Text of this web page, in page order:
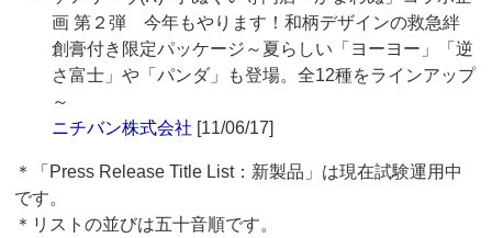
画 第２弾 今年もやります！和柄デザインの救急絆
創膏付き限定パッケージ～夏らしい「ヨーヨー」「逆
さ富士」や「パンダ」も登場。全12種をラインアップ
～
ニチバン株式会社 [11/06/17]
＊「Press Release Title List：新製品」は現在試験運用中
です。
＊リストの並びは五十音順です。